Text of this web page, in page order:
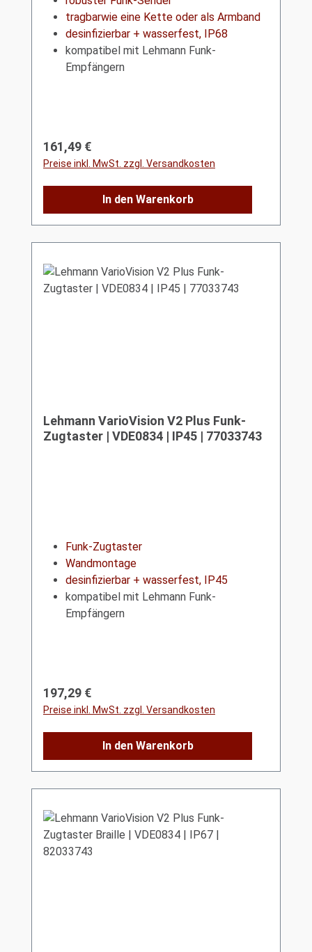
tragbarwie eine Kette oder als Armband
desinfizierbar + wasserfest, IP68
kompatibel mit Lehmann Funk-
Empfängern
Regulärer Preis:
161,49 €
Preise inkl. MwSt. zzgl. Versandkosten
In den Warenkorb
Lehmann VarioVision V2 Plus Funk-
Zugtaster | VDE0834 | IP45 | 77033743
Funk-Zugtaster
Wandmontage
desinfizierbar + wasserfest, IP45
kompatibel mit Lehmann Funk-
Empfängern
Regulärer Preis:
197,29 €
Preise inkl. MwSt. zzgl. Versandkosten
In den Warenkorb